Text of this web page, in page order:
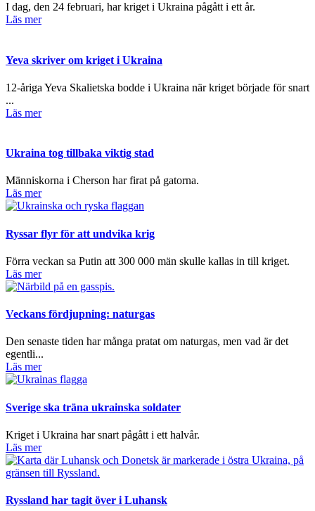
I dag, den 24 februari, har kriget i Ukraina pågått i ett år.
Läs mer
Yeva skriver om kriget i Ukraina
12-åriga Yeva Skalietska bodde i Ukraina när kriget började för snart
...
Läs mer
Ukraina tog tillbaka viktig stad
Människorna i Cherson har firat på gatorna.
Läs mer
Ryssar flyr för att undvika krig
Förra veckan sa Putin att 300 000 män skulle kallas in till kriget.
Läs mer
Veckans fördjupning: naturgas
Den senaste tiden har många pratat om naturgas, men vad är det
egentli...
Läs mer
Sverige ska träna ukrainska soldater
Kriget i Ukraina har snart pågått i ett halvår.
Läs mer
Ryssland har tagit över i Luhansk